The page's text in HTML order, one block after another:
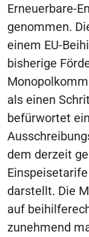
Erneuerbare-
genommen.
einem EU-
bisherige
als einen
befürwortet
dem derzeit
darstellt. Die
auf
zunehmend